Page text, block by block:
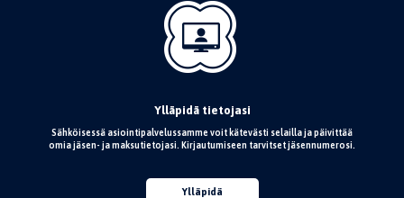
Ylläpidä tietojasi
Sähköisessä asiointipalvelussamme voit kätevästi selailla ja päivittää
omia jäsen- ja maksutietojasi. Kirjautumiseen tarvitset jäsennumerosi.
Ylläpidä